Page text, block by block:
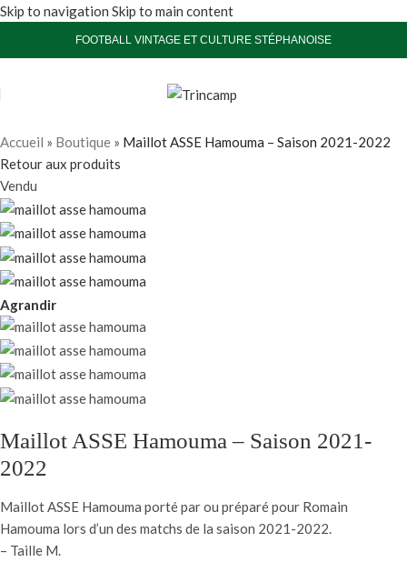
Skip to navigation Skip to main content
FOOTBALL VINTAGE ET CULTURE STÉPHANOISE
Accueil » Boutique » Maillot ASSE Hamouma – Saison 2021-2022
Retour aux produits
Vendu
Agrandir
Maillot ASSE Hamouma – Saison 2021-
2022
Maillot ASSE Hamouma porté par ou préparé pour Romain
Hamouma lors d’un des matchs de la saison 2021-2022.
– Taille M.